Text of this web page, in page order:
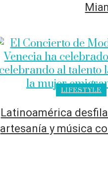
LIFESTYLE
Latinoamérica
artesanía y música